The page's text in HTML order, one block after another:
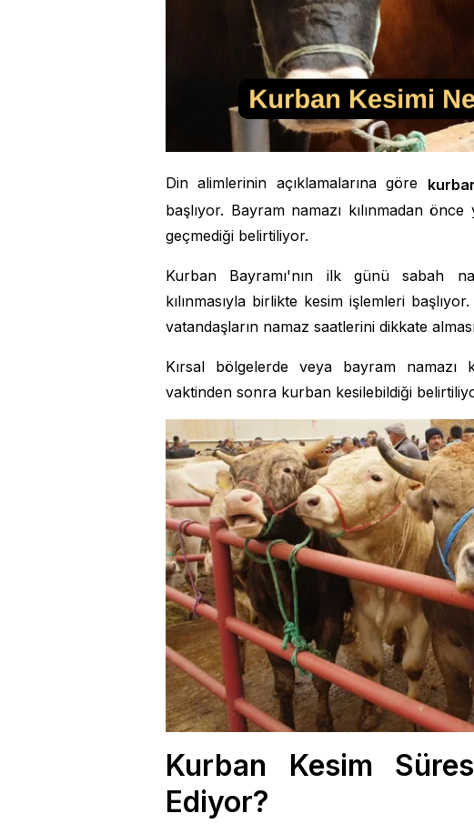
Din alimlerinin açıklamalarına göre
başlıyor. Bayram namazı kılınmadan
geçmediği belirtiliyor.
Kurban Bayramı'nın ilk günü sabah
kılınmasıyla birlikte kesim işlemleri
vatandaşların namaz saatlerini dikkate
Kırsal bölgelerde veya bayram namazı
vaktinden sonra kurban kesilebildiği
Kurban Kesim
Ediyor?